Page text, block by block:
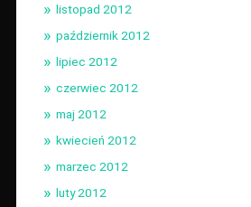
listopad 2012
październik 2012
lipiec 2012
czerwiec 2012
maj 2012
kwiecień 2012
marzec 2012
luty 2012